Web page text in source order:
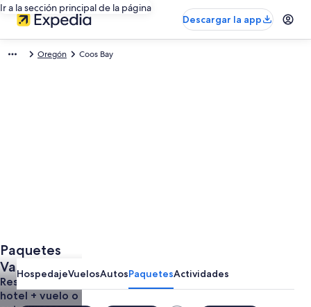
Ir a la sección principal de la página
Descargar la app
Oregón Coos Bay
Paquetes
Vacacionales
Incluyen
Hotel y
Reserva un
hotel + vuelo o
HospedajeVuelosAutosPaquetesActividades